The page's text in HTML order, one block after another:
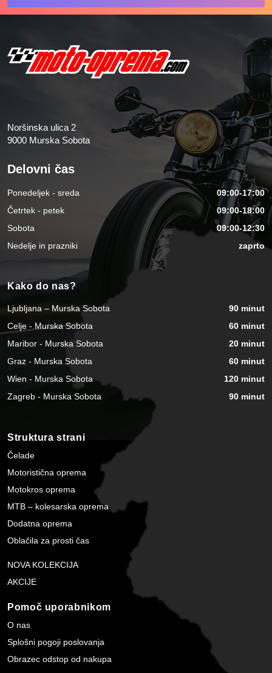
Noršinska ulica 2
9000 Murska Sobota
Delovni čas
Ponedeljek - sreda
09:00-17:00
Četrtek - petek
09:00-18:00
Sobota
09:00-12:30
Nedelje in prazniki
zaprto
Kako do nas?
Ljubljana – Murska Sobota
90 minut
Celje - Murska Sobota
60 minut
Maribor - Murska Sobota
20 minut
Graz - Murska Sobota
60 minut
Wien - Murska Sobota
120 minut
Zagreb - Murska Sobota
90 minut
Struktura strani
Čelade
Motoristična oprema
Motokros oprema
MTB – kolesarska oprema
Dodatna oprema
Oblačila za prosti čas
NOVA KOLEKCIJA
AKCIJE
Pomoč uporabnikom
O nas
Splošni pogoji poslovanja
Obrazec odstop od nakupa